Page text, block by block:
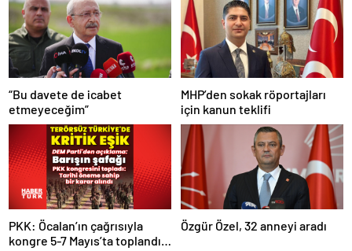
“Bu davete de icabet
etmeyeceğim”
MHP’den sokak röportajları
için kanun teklifi
PKK: Öcalan’ın çağrısıyla
kongre 5-7 Mayıs’ta toplandı!
Özgür Özel, 32 anneyi aradı